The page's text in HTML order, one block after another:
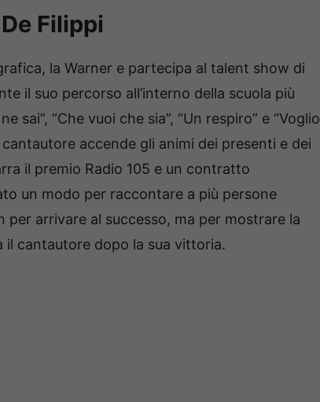
Filippi
la Warner e partecipa al talent show di
il suo percorso all’interno della scuola più
sai”, “Che vuoi che sia”, “Un respiro” e “Voglio
accende gli animi dei presenti e dei
il premio Radio 105 e un contratto
un modo per raccontare a più persone
per arrivare al successo, ma per mostrare la
il cantautore dopo la sua vittoria.